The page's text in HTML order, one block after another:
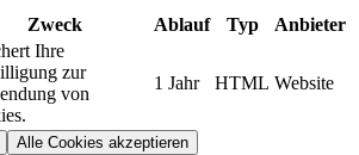
Zweck Ablauf Typ Anbieter
Ihre
zur
von
1 Jahr HTML Website
Alle Cookies akzeptieren